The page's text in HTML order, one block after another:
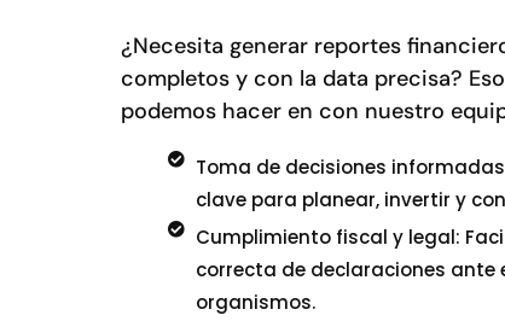
¿Necesita generar reportes
completos y con la data precisa?
podemos hacer en con nuestro
Toma de decisiones
clave para planear, invertir y
Cumplimiento fiscal y legal:
correcta de declaraciones ante
organismos.